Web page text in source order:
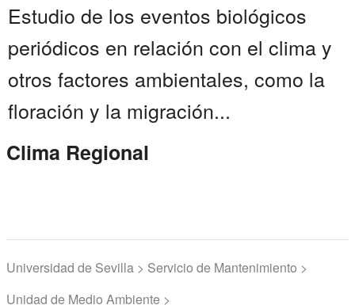
Estudio de los eventos biológicos
periódicos en relación con el clima y
otros factores ambientales, como la
floración y la migración...
Clima Regional
Universidad de Sevilla > Servicio de Mantenimiento >
Unidad de Medio Ambiente >